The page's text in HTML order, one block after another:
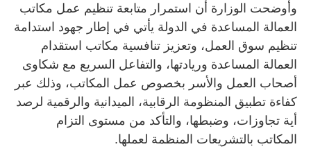
وأوضحت الوزارة أن استمرار متابعة تنظيم عمل مكاتب
العمالة المساعدة في الدولة يأتي في إطار جهود استدامة
تنظيم سوق العمل، وتعزيز تنافسية مكاتب استقدام
العمالة المساعدة وريادتها، والتفاعل السريع مع شكاوى
أصحاب العمل والأسر بخصوص عمل المكاتب، وذلك عبر
كفاءة تطبيق المنظومة الرقابية، الميدانية والرقمية لرصد
أية تجاوزات، وضبطها، والتأكد من مستوى التزام
المكاتب بالتشريعات المنظمة لعملها.